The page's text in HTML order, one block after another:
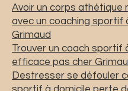
Avoir un corps athétique
avec un coaching sportif
Grimaud
Trouver un coach sportif
efficace pas cher
Destresser se défouler